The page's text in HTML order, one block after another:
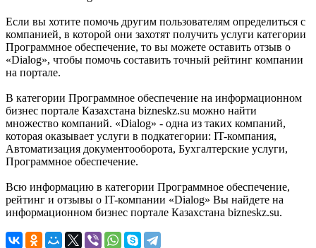
Если вы хотите помочь другим пользователям определиться с
компанией, в которой они захотят получить услуги категории
Программное обеспечение, то вы можете оставить отзыв о
«Dialog», чтобы помочь составить точный рейтинг компании
на портале.
В категории Программное обеспечение на информационном
бизнес портале Казахстана bizneskz.su можно найти
множество компаний. «Dialog» - одна из таких компаний,
которая оказывает услуги в подкатегории: IT-компания,
Автоматизация документооборота, Бухгалтерские услуги,
Программное обеспечение.
Всю информацию в категории Программное обеспечение,
рейтинг и отзывы о IT-компании «Dialog» Вы найдете на
информационном бизнес портале Казахстана bizneskz.su.